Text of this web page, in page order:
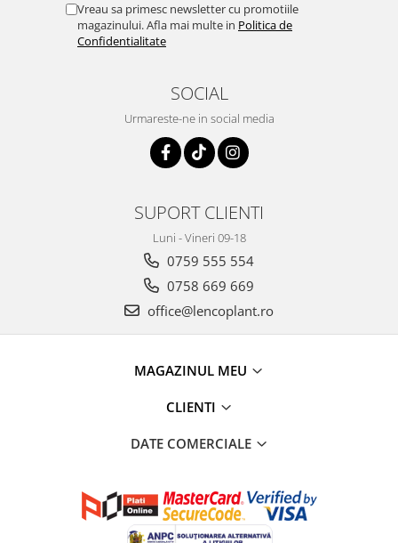
Vreau sa primesc newsletter cu promotiile
magazinului. Afla mai multe in Politica de
Confidentialitate
SOCIAL
Urmareste-ne in social media
SUPORT CLIENTI
Luni - Vineri 09-18
0759 555 554
0758 669 669
office@lencoplant.ro
MAGAZINUL MEU
CLIENTI
DATE COMERCIALE